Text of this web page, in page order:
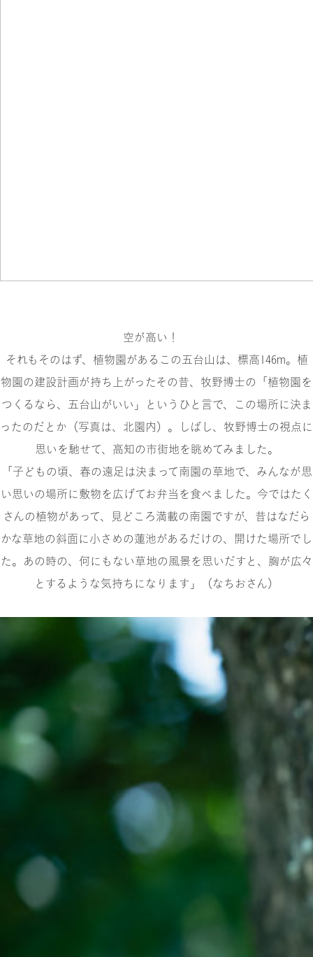
空が高い！
それもそのはず、植物園があるこの五台山は、標高146m。植
物園の建設計画が持ち上がったその昔、牧野博士の「植物園を
つくるなら、五台山がいい」というひと言で、この場所に決ま
ったのだとか（写真は、北園内）。しばし、牧野博士の視点に
思いを馳せて、高知の市街地を眺めてみました。
「子どもの頃、春の遠足は決まって南園の草地で、みんなが思
い思いの場所に敷物を広げてお弁当を食べました。今ではたく
さんの植物があって、見どころ満載の南園ですが、昔はなだら
かな草地の斜面に小さめの蓮池があるだけの、開けた場所でし
た。あの時の、何にもない草地の風景を思いだすと、胸が広々
とするような気持ちになります」（なちおさん）